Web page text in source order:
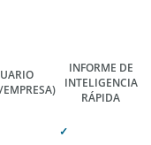
INFORME DE
INTELIGENCIA
RÁPIDA
✓